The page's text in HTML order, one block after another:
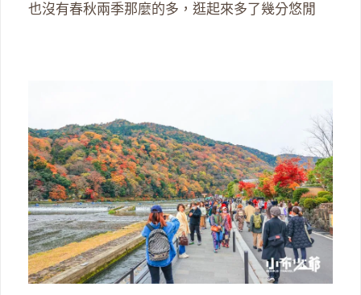
也沒有春秋兩季那麼的多，逛起來多了幾分悠閒